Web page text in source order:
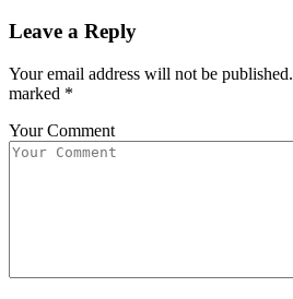
Leave a Reply
Your email address will not be published.
marked *
Your Comment